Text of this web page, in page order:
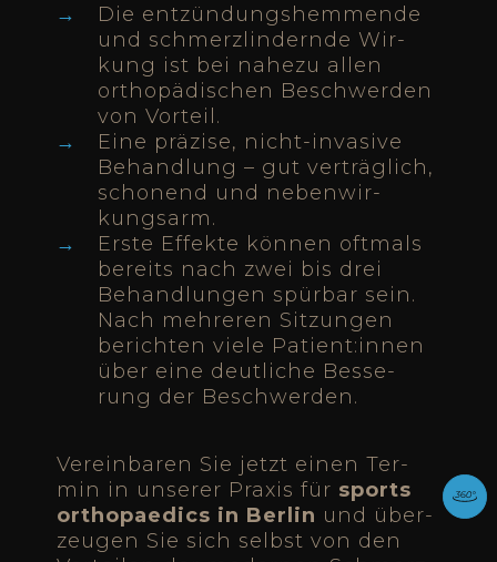
Die ent­zün­dungs­hem­men­de
und schmerz­lin­dern­de Wir­
kung ist bei nahe­zu allen
ortho­pä­di­schen Beschwer­den
von Vor­teil.
Eine prä­zi­se, nicht-inva­si­ve
Behand­lung – gut ver­träg­lich,
scho­nend und neben­wir­
kungs­arm.
Ers­te Effek­te kön­nen oft­mals
bereits nach zwei bis drei
Behand­lun­gen spür­bar sein.
Nach meh­re­ren Sit­zun­gen
berich­ten vie­le Patient:innen
über eine deut­li­che Bes­se­
rung der Beschwer­den.
Ver­ein­ba­ren Sie jetzt einen Ter­
min in unse­rer Pra­xis für sports
ortho­pae­dics in Ber­lin und über­
zeu­gen Sie sich selbst von den